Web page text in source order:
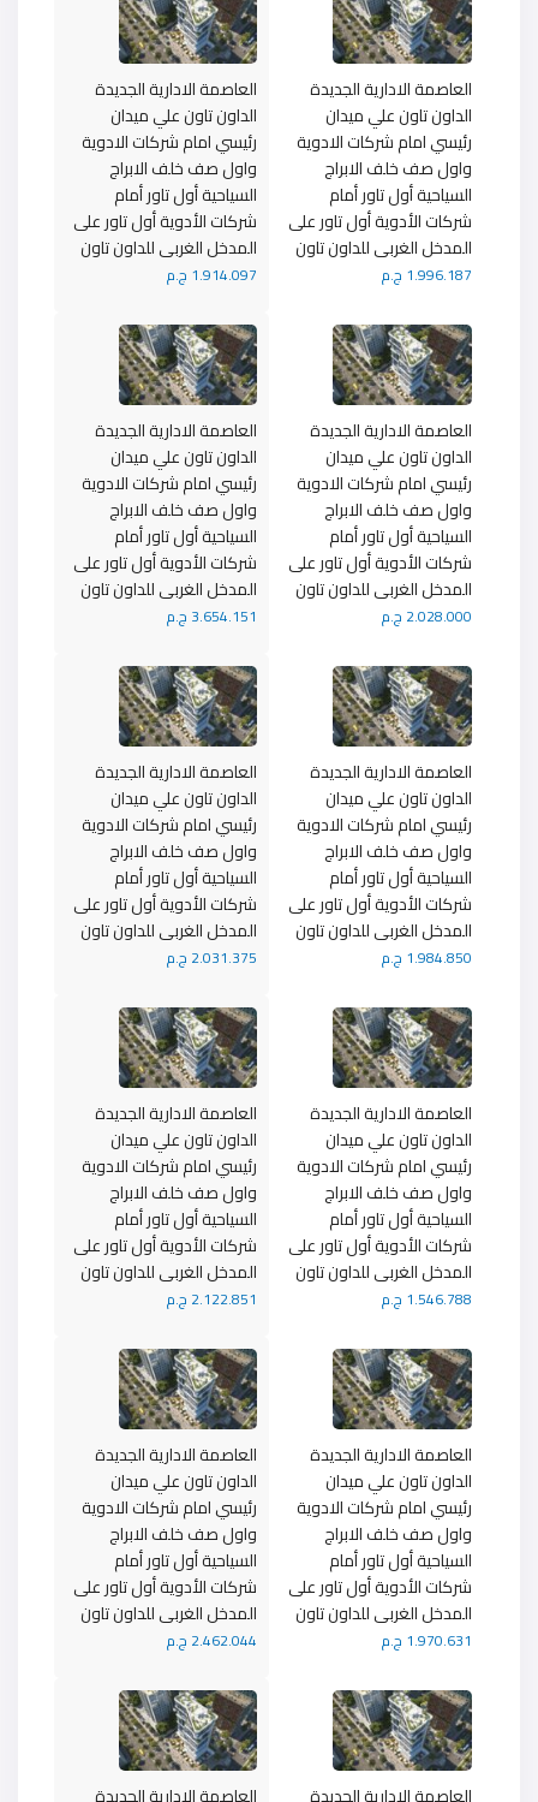
العاصمة الادارية الجديدة
الداون تاون علي ميدان
رئيسي امام شركات الادوية
واول صف خلف الابراج
السياحية أول تاور أمام
شركات الأدوية أول تاور على
المدخل الغربى للداون تاون
1.914.097 ج.م
العاصمة الادارية الجديدة
الداون تاون علي ميدان
رئيسي امام شركات الادوية
واول صف خلف الابراج
السياحية أول تاور أمام
شركات الأدوية أول تاور على
المدخل الغربى للداون تاون
1.996.187 ج.م
العاصمة الادارية الجديدة
الداون تاون علي ميدان
رئيسي امام شركات الادوية
واول صف خلف الابراج
السياحية أول تاور أمام
شركات الأدوية أول تاور على
المدخل الغربى للداون تاون
3.654.151 ج.م
العاصمة الادارية الجديدة
الداون تاون علي ميدان
رئيسي امام شركات الادوية
واول صف خلف الابراج
السياحية أول تاور أمام
شركات الأدوية أول تاور على
المدخل الغربى للداون تاون
2.028.000 ج.م
العاصمة الادارية الجديدة
الداون تاون علي ميدان
رئيسي امام شركات الادوية
واول صف خلف الابراج
السياحية أول تاور أمام
شركات الأدوية أول تاور على
المدخل الغربى للداون تاون
2.031.375 ج.م
العاصمة الادارية الجديدة
الداون تاون علي ميدان
رئيسي امام شركات الادوية
واول صف خلف الابراج
السياحية أول تاور أمام
شركات الأدوية أول تاور على
المدخل الغربى للداون تاون
1.984.850 ج.م
العاصمة الادارية الجديدة
الداون تاون علي ميدان
رئيسي امام شركات الادوية
واول صف خلف الابراج
السياحية أول تاور أمام
شركات الأدوية أول تاور على
المدخل الغربى للداون تاون
2.122.851 ج.م
العاصمة الادارية الجديدة
الداون تاون علي ميدان
رئيسي امام شركات الادوية
واول صف خلف الابراج
السياحية أول تاور أمام
شركات الأدوية أول تاور على
المدخل الغربى للداون تاون
1.546.788 ج.م
العاصمة الادارية الجديدة
الداون تاون علي ميدان
رئيسي امام شركات الادوية
واول صف خلف الابراج
السياحية أول تاور أمام
شركات الأدوية أول تاور على
المدخل الغربى للداون تاون
2.462.044 ج.م
العاصمة الادارية الجديدة
الداون تاون علي ميدان
رئيسي امام شركات الادوية
واول صف خلف الابراج
السياحية أول تاور أمام
شركات الأدوية أول تاور على
المدخل الغربى للداون تاون
1.970.631 ج.م